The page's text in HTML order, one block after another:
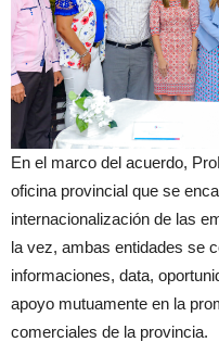
En el marco del acuerdo,
oficina provincial que se
internacionalización de las
la vez, ambas entidades se
informaciones, data,
apoyo mutuamente en la
comerciales de la provincia.